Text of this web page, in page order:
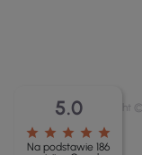
5.0
star star star star star
Na podstawie 186
Copyright